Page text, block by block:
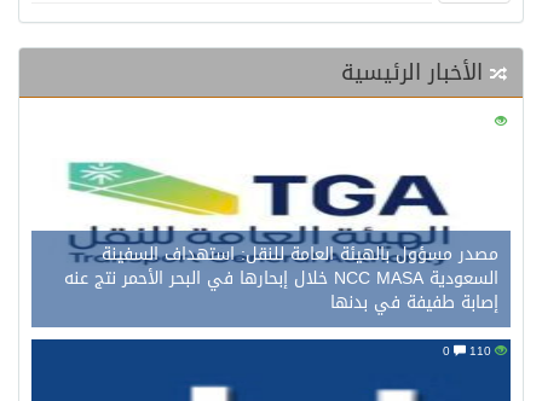
الأخبار الرئيسية
124
مصدر مسؤول بالهيئة العامة للنقل: استهداف السفينة
السعودية NCC MASA خلال إبحارها في البحر الأحمر نتج عنه
إصابة طفيفة في بدنها